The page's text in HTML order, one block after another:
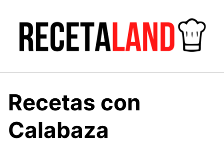
contenido
Recetas con
Calabaza